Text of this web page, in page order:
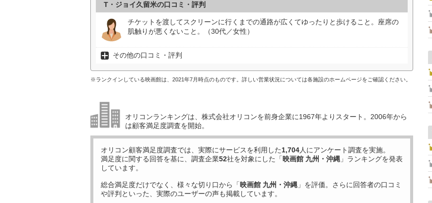
T・ジョイ久留米の口コミ・評判
チケットを渡してスクリーンに行くまでの通路が広くてゆったりと歩けること。座席の
肌触りが悪くないこと。（30代／女性）
その他の口コミ・評判
※ランクインしている映画館は、2021年7月時点のものです。詳しい営業状況については各施設のホームページをご確認ください。
オリコンランキングは、株式会社オリコンを前身企業に1967年よりスタート。2006年から
は顧客満足度調査を開始。
オリコン顧客満足度調査では、実際にサービスを利用した1,704人にアンケート調査を実施。
満足度に関する回答を基に、調査企業52社を対象にした「映画館 九州・沖縄 」ランキングを発表
しています。
総合満足度だけでなく、様々な切り口から「映画館 九州・沖縄 」を評価。さらに回答者の口コミ
や評判といった、実際のユーザーの声も掲載しています。